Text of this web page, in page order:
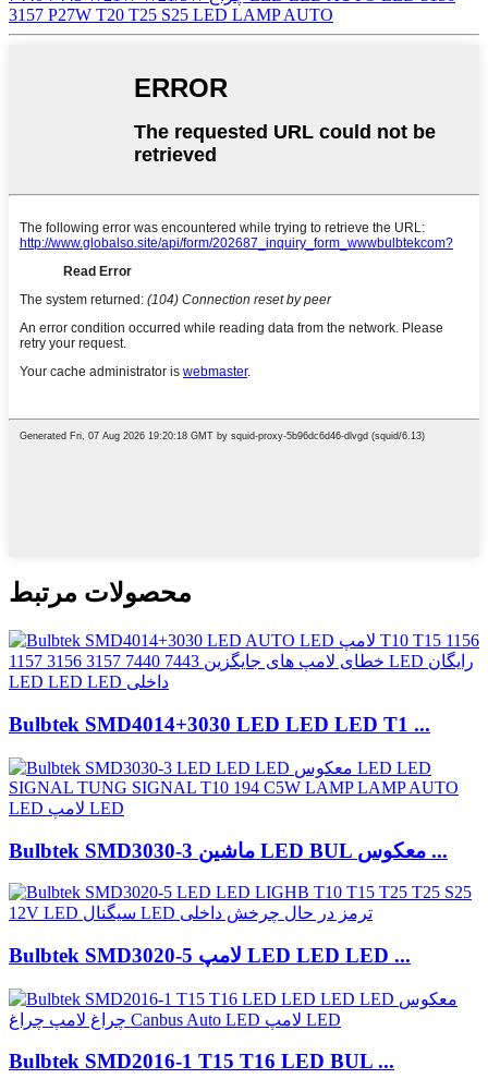
3157 P27W T20 T25 S25 LED LAMP AUTO
محصولات مرتبط
Bulbtek SMD4014+3030 LED LED LED T1 ...
Bulbtek SMD3030-3 ماشین LED BUL معکوس ...
Bulbtek SMD3020-5 لامپ LED LED LED ...
Bulbtek SMD2016-1 T15 T16 LED BUL ...